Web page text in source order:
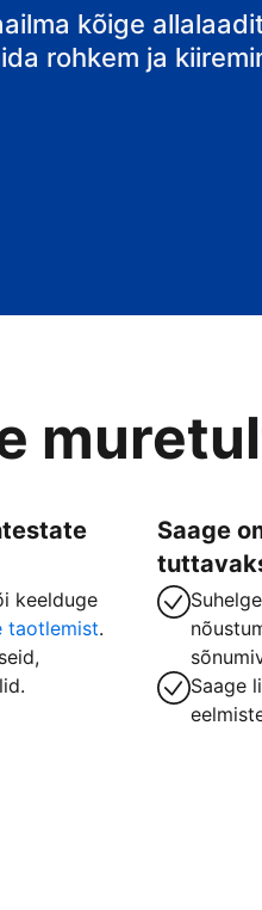
kõige
rohkem ja
keelduge
taotlemist.
Saage
Saage